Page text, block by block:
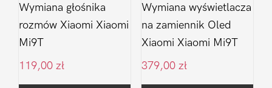
Wymiana głośnika
rozmów Xiaomi Xiaomi
Mi9T
119,00 zł
Wymiana wyświetlacza
na zamiennik Oled
Xiaomi Xiaomi Mi9T
379,00 zł